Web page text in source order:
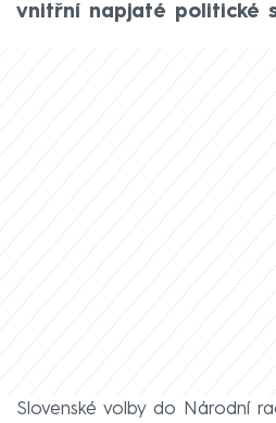
vnitřní napjaté politické
Slovenské volby do Národní